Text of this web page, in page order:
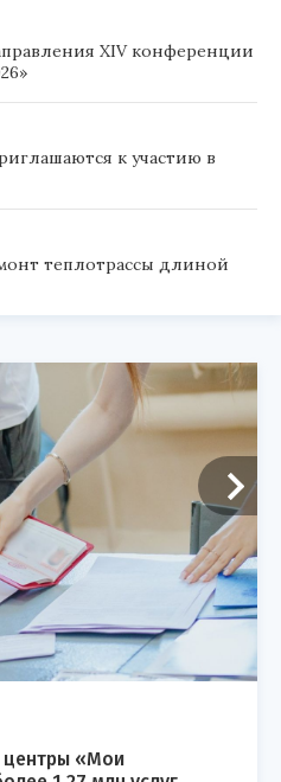
XIV конференции
к участию в
теплотрассы длиной
центры «Мои